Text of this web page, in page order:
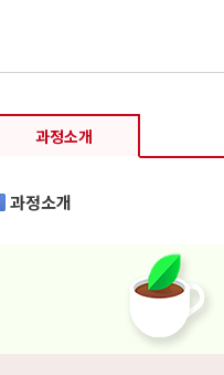
과정소개
과정소개